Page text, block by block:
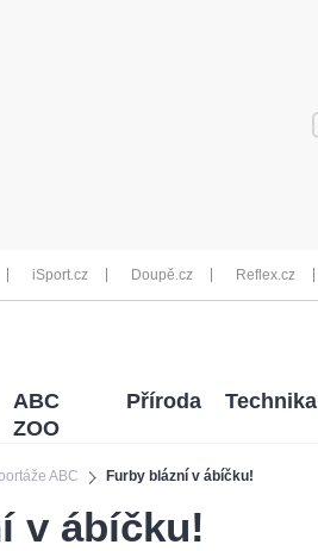
iSport.cz Doupě.cz Reflex.cz
ABC Furby blázní v ábíčku!
ABC
ZOO
Příroda Technika
v ábíčku!